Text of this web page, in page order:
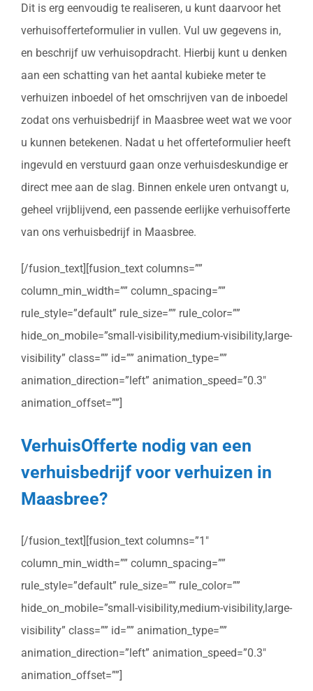
Dit is erg eenvoudig te realiseren, u kunt daarvoor het
verhuisofferteformulier in vullen. Vul uw gegevens in,
en beschrijf uw verhuisopdracht. Hierbij kunt u denken
aan een schatting van het aantal kubieke meter te
verhuizen inboedel of het omschrijven van de inboedel
zodat ons verhuisbedrijf in Maasbree weet wat we voor
u kunnen betekenen. Nadat u het offerteformulier heeft
ingevuld en verstuurd gaan onze verhuisdeskundige er
direct mee aan de slag. Binnen enkele uren ontvangt u,
geheel vrijblijvend, een passende eerlijke verhuisofferte
van ons verhuisbedrijf in Maasbree.
[/fusion_text][fusion_text columns=””
column_min_width=”” column_spacing=””
rule_style=”default” rule_size=”” rule_color=””
hide_on_mobile=”small-visibility,medium-visibility,large-
visibility” class=”” id=”” animation_type=””
animation_direction=”left” animation_speed=”0.3″
animation_offset=””]
VerhuisOfferte nodig van een
verhuisbedrijf voor verhuizen in
Maasbree?
[/fusion_text][fusion_text columns=”1″
column_min_width=”” column_spacing=””
rule_style=”default” rule_size=”” rule_color=””
hide_on_mobile=”small-visibility,medium-visibility,large-
visibility” class=”” id=”” animation_type=””
animation_direction=”left” animation_speed=”0.3″
animation_offset=””]